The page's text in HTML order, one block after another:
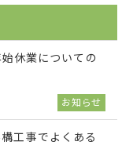
休業についての
お知らせ
工事でよくある